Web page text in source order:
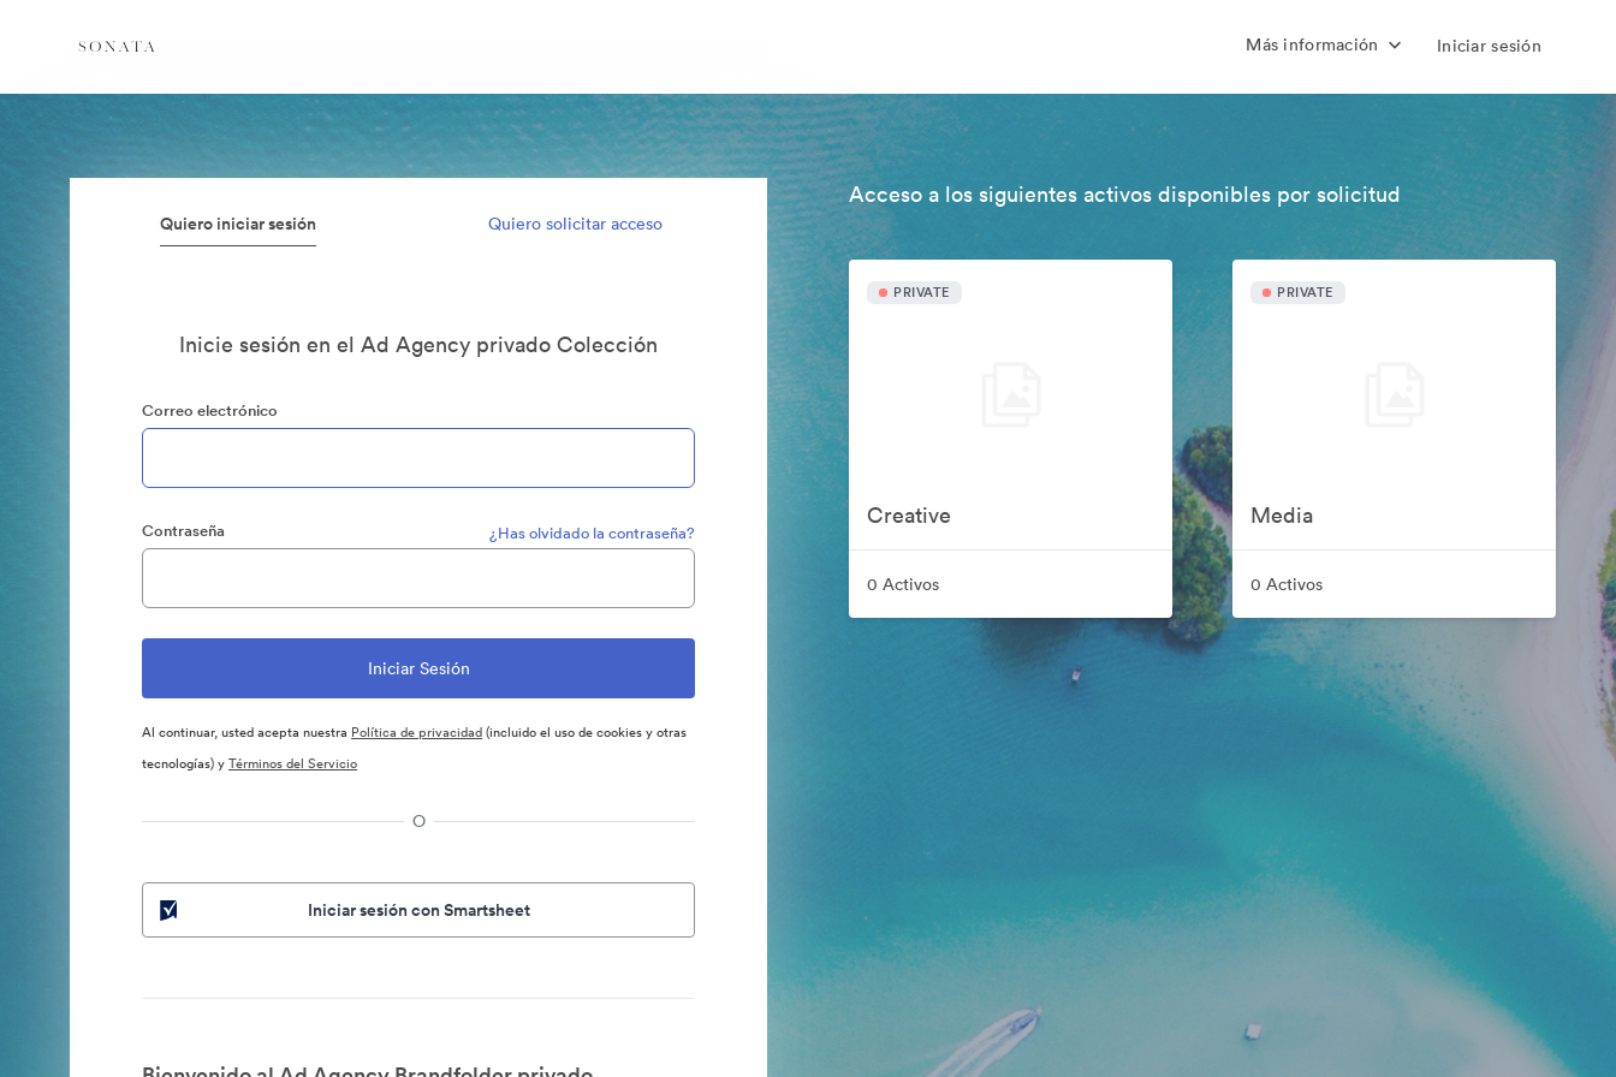
Más información Iniciar sesión
Quiero iniciar sesión Quiero solicitar acceso
Inicie sesión en el Ad Agency privado Colección
Correo electrónico
Contraseña ¿Has olvidado la contraseña?
Al continuar, usted acepta nuestra Política de privacidad(incluido el uso de cookies y otras
tecnologías) yTérminos del Servicio
O
Iniciar sesión con Smartsheet
Acceso a los siguientes activos disponibles por solicitud
PRIVATE
Creative
0 Activos
PRIVATE
Media
0 Activos